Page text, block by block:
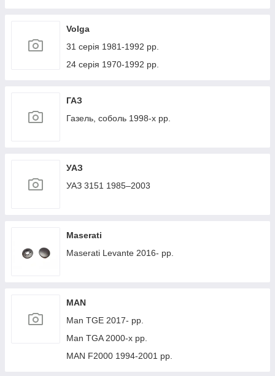
Volga
31 серія 1981-1992 рр.
24 серія 1970-1992 рр.
ГАЗ
Газель, соболь 1998-х рр.
УАЗ
УАЗ 3151 1985–2003
Maserati
Maserati Levante 2016- рр.
MAN
Man TGE 2017- рр.
Man TGA 2000-х рр.
MAN F2000 1994-2001 рр.